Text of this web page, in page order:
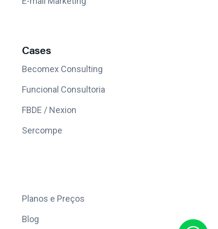
Cases
Becomex Consulting
Funcional Consultoria
FBDE / Nexion
Sercompe
Planos e Preços
Blog